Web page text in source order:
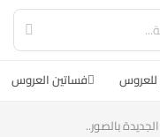
للعروس فساتين العروس
بالصور..